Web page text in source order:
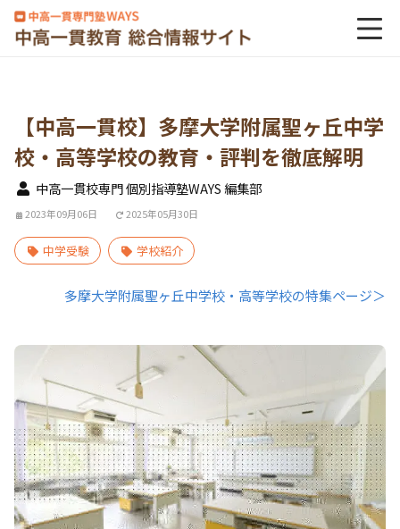
【中高一貫校】多摩大学附属聖ヶ丘中学
校・高等学校の教育・評判を徹底解明
中高一貫校専門 個別指導塾WAYS 編集部
2023年09月06日 2025年05月30日
中学受験 学校紹介
多摩大学附属聖ヶ丘中学校・高等学校の特集ページ＞